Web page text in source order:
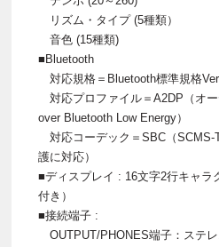
リズム・タイプ (5種類）
音色 (15種類)
■Bluetooth
対応規格＝Bluetooth標準規格
対応プロファイル＝A2DP（オ
over Bluetooth Low Energy）
対応コーデック＝SBC（SCMS-
護に対応）
■ディスプレイ : 16文字2行キャラ
付き）
■接続端子 :
OUTPUT/PHONES端子：ステ